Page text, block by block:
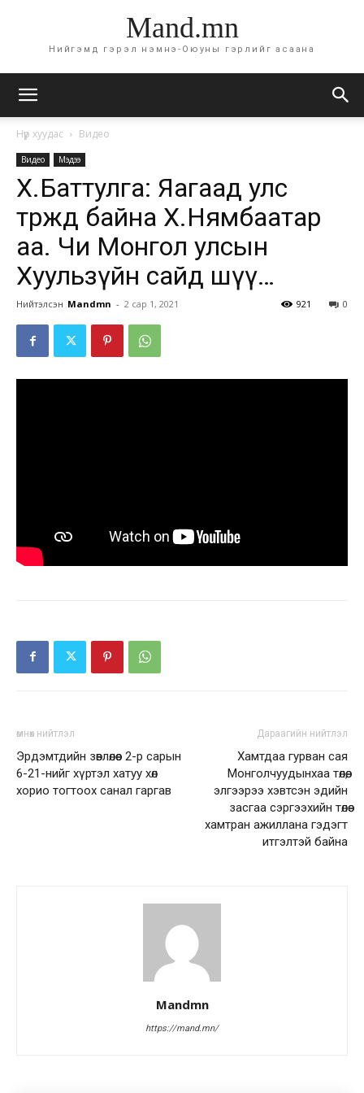
Mand.mn
Нийгэмд гэрэл нэмнэ-Оюуны гэрлийг асаана
Нүүр хуудас Видео
Видео Мэдээ
Х.Баттулга: Яагаад улс
төржөөд байна Х.Нямбаатар
аа. Чи Монгол улсын
Хуульзүйн сайд шүү…
Нийтэлсэн Mandmn - 2 сар 1, 2021 0
921
өмнөх нийтлэл
Эрдэмтдийн зөвлөлөөс 2-р сарын
6-21-нийг хүртэл хатуу хөл
хорио тогтоох санал гаргав
Дараагийн нийтлэл
Хамтдаа гурван сая
Монголчуудынхаа төлөө,
элгээрээ хэвтсэн эдийн
засгаа сэргээхийн төлөө
хамтран ажиллана гэдэгт
итгэлтэй байна
Mandmn
https://mand.mn/